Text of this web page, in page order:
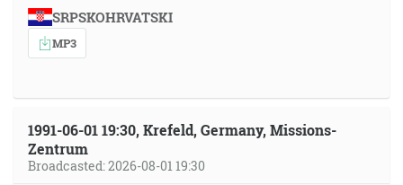
SRPSKOHRVATSKI
MP3
1991-06-01 19:30, Krefeld, Germany, Missions-
Zentrum
Broadcasted: 2026-08-01 19:30